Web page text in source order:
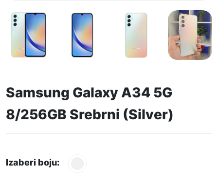
Samsung Galaxy A34 5G
8/256GB Srebrni (Silver)
Izaberi boju: